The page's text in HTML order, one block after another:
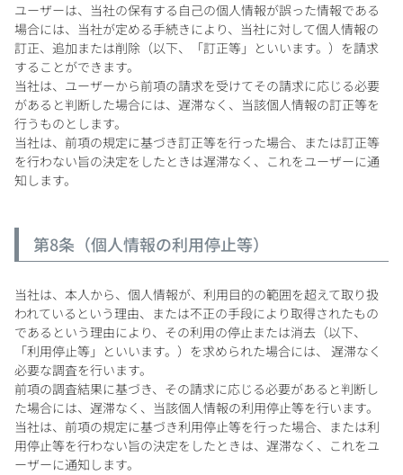
ユーザーは、当社の保有する自己の個人情報が誤った情報である
場合には、当社が定める手続きにより、当社に対して個人情報の
訂正、追加または削除（以下、「訂正等」といいます。）を請求
することができます。
当社は、ユーザーから前項の請求を受けてその請求に応じる必要
があると判断した場合には、遅滞なく、当該個人情報の訂正等を
行うものとします。
当社は、前項の規定に基づき訂正等を行った場合、または訂正等
を行わない旨の決定をしたときは遅滞なく、これをユーザーに通
知します。
第8条（個人情報の利用停止等）
当社は、本人から、個人情報が、利用目的の範囲を超えて取り扱
われているという理由、または不正の手段により取得されたもの
であるという理由により、その利用の停止または消去（以下、
「利用停止等」といいます。）を求められた場合には、 遅滞なく
必要な調査を行います。
前項の調査結果に基づき、その請求に応じる必要があると判断し
た場合には、遅滞なく、当該個人情報の利用停止等を行います。
当社は、前項の規定に基づき利用停止等を行った場合、または利
用停止等を行わない旨の決定をしたときは、遅滞なく、これをユ
ーザーに通知します。